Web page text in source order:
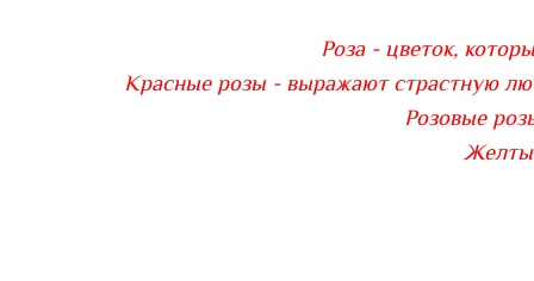
Роза - цветок,
Красные розы - выражают страстную
Розовые